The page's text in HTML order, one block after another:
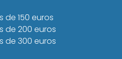
de 150 euros
de 200 euros
de 300 euros